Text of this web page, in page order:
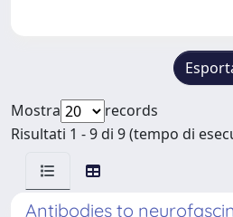
Mostra
records
Risultati 1 - 9 di 9 (tempo di
Antibodies to